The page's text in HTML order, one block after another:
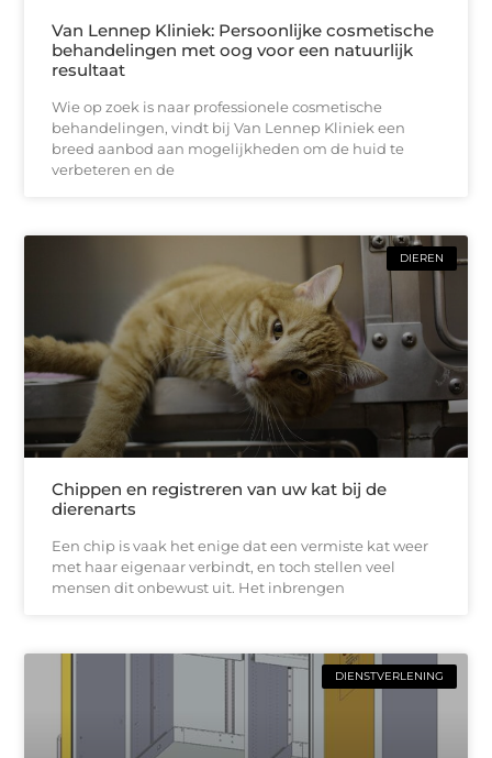
Van Lennep Kliniek: Persoonlijke cosmetische
behandelingen met oog voor een natuurlijk
resultaat
Wie op zoek is naar professionele cosmetische
behandelingen, vindt bij Van Lennep Kliniek een
breed aanbod aan mogelijkheden om de huid te
verbeteren en de
DIEREN
Chippen en registreren van uw kat bij de
dierenarts
Een chip is vaak het enige dat een vermiste kat weer
met haar eigenaar verbindt, en toch stellen veel
mensen dit onbewust uit. Het inbrengen
DIENSTVERLENING